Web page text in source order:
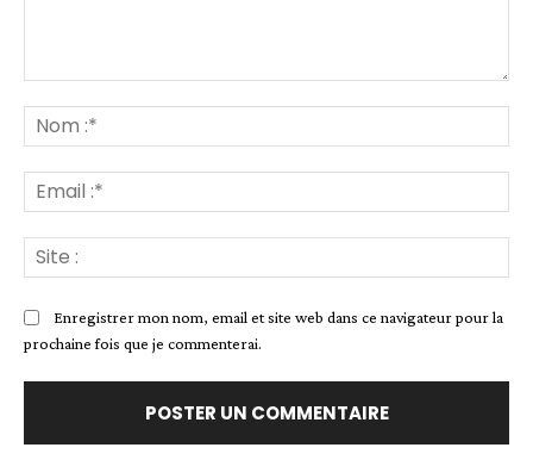
:*
:*
:
Enregistrer mon nom, email et site web dans ce navigateur pour la
prochaine fois que je commenterai.